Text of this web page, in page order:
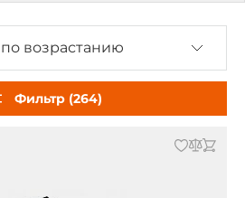
CAN ↔ Ethernet
повторители
возрастанию
Фильтр (264)